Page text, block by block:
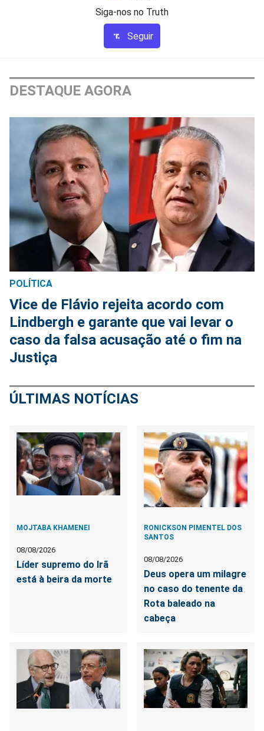
Siga-nos no Truth
Seguir
DESTAQUE AGORA
POLÍTICA
Vice de Flávio rejeita acordo com
Lindbergh e garante que vai levar o
caso da falsa acusação até o fim na
Justiça
ÚLTIMAS NOTÍCIAS
MOJTABA KHAMENEI
08/08/2026
Líder supremo do Irã
está à beira da morte
RONICKSON PIMENTEL DOS
SANTOS
08/08/2026
Deus opera um milagre
no caso do tenente da
Rota baleado na
cabeça